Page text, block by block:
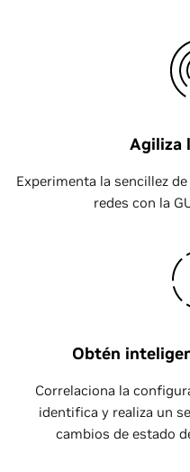
Agiliza
Experimenta la sencillez
redes con la
Obtén
Correlaciona la
identifica y realiza un
cambios de estado